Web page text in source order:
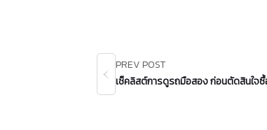
PREV POST
เช็คลิสต์การดูรถมือสอง ก่อนตัดสินใจ